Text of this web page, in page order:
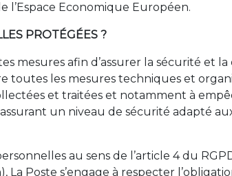
l’Espace Economique Européen.
PROTÉGÉES ?
mesures afin d’assurer la sécurité et
les mesures techniques et
et traitées et notamment à
un niveau de sécurité adapté
au sens de l’article 4 du
Poste s’engage à respecter